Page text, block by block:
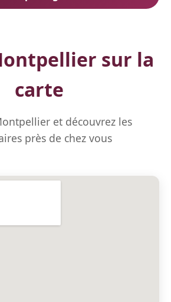
sur la
carte
et découvrez les
près de chez vous